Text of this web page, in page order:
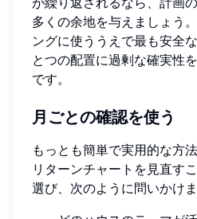
多くの余地を与えましょう
ングに使ううえで最も安全
とつの配置に過剰な確実性
です。
月ごとの確認を使う
もっとも簡単で実用的な方
リターンチャートを見直す
選び、次のように問いかけま